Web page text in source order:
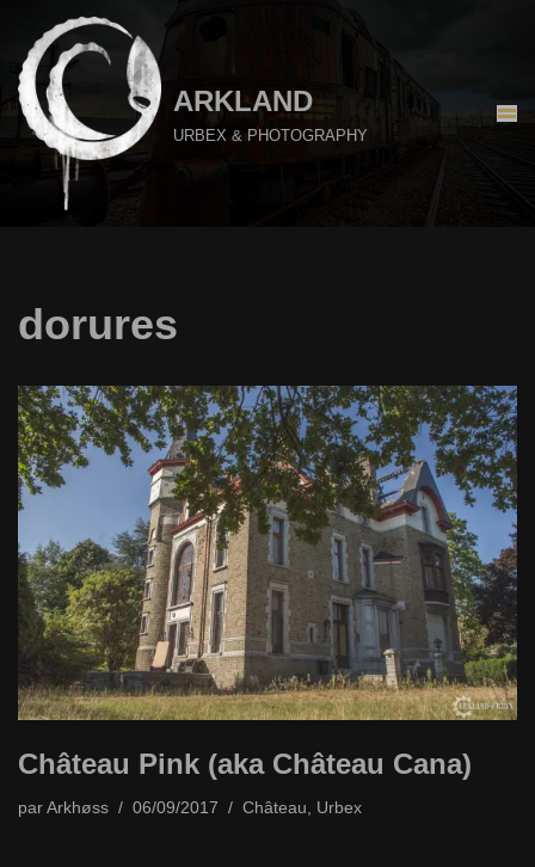
Aller
au
contenu
ARKLAND
URBEX & PHOTOGRAPHY
dorures
Château Pink (aka Château Cana)
par Arkhøss 06/09/2017 Château, Urbex